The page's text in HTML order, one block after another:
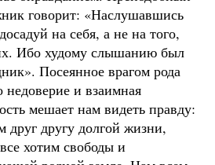
говорит: «Наслушавшись
на себя, а не на того,
Ибо худому слышанию был
Посеянное врагом рода
недоверие и взаимная
мешает нам видеть правду:
друг другу долгой жизни,
хотим свободы и